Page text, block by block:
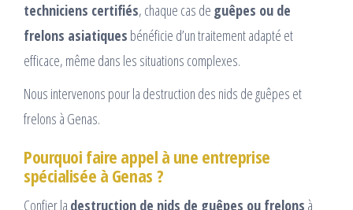
techniciens certifiés, chaque cas de guêpes ou de
frelons asiatiques bénéficie d’un traitement adapté et
efficace, même dans les situations complexes.
Nous intervenons pour la destruction des nids de guêpes et
frelons à Genas.
Pourquoi faire appel à une entreprise
spécialisée à Genas ?
Confier la destruction de nids de guêpes ou frelons à